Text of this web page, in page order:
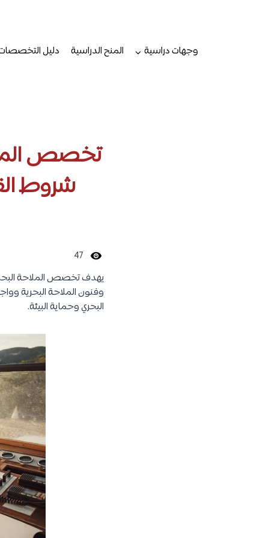
وجهات دراسية
المنح الدراسية دليل
تخصص
شروط
47
يهدف تخصص الملاحة
وفنون الملاحة البحرية
البحري وحماية البيئة.